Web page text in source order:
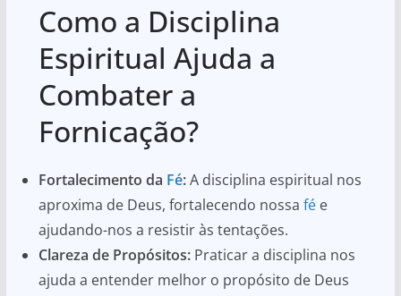
Como a Disciplina
Espiritual Ajuda a
Combater a
Fornicação?
Fortalecimento da Fé:A disciplina espiritual nos
aproxima de Deus, fortalecendo nossa fée
ajudando-nos a resistir às tentações.
Clareza de Propósitos:Praticar a disciplina nos
ajuda a entender melhor o propósito de Deus